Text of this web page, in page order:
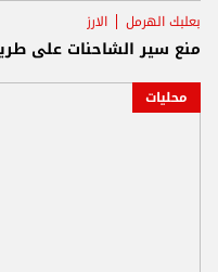
بعلبك الهرمل الارز
منع سير الشاحنات على
محليات